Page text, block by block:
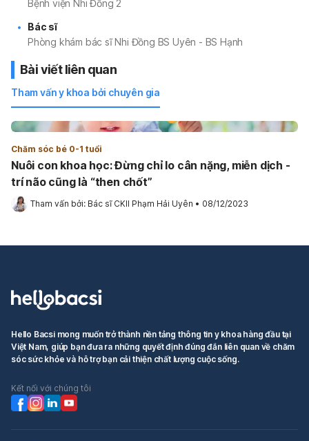
Bệnh viện Nhi Đồng 2
Bác sĩ
Phòng khám bác sĩ Nhi Đồng BS Uyên - BS Hạnh
Bài viết liên quan
Tham vấn y khoa bởi chuyên gia
Chăm sóc bé 0-1 tuổi
Nuôi con khoa học: Đừng chỉ lo cân nặng, miễn dịch -
trí não cũng là “then chốt”
Tham vấn bởi: Bác sĩ CKII Phạm Hải Uyên • 08/12/2023
Hello Bacsi mong muốn trở thành nền tảng thông tin y khoa hàng đầu tại
Việt Nam, giúp bạn đưa ra những quyết định đúng đắn liên quan về chăm
sóc sức khỏe và hỗ trợ bạn cải thiện chất lượng cuộc sống.
Kết nối với chúng tôi